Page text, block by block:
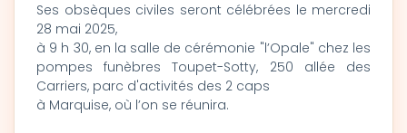
Ses obsèques civiles seront célébrées le mercredi
28 mai 2025,
à 9 h 30, en la salle de cérémonie "l’Opale" chez les
pompes funèbres Toupet-Sotty, 250 allée des
Carriers, parc d'activités des 2 caps
à Marquise, où l’on se réunira.